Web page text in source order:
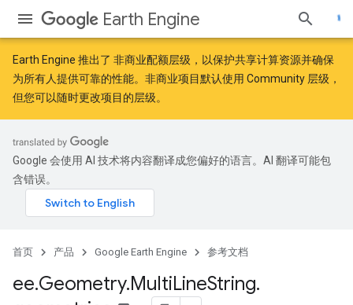
Earth Engine
Earth Engine 推出了 非商业配额层级 ，以保护共享计算资源并确保
为所有人提供可靠的性能。非商业项目默认使用 Community 层级，
但您可以随时更改项目的层级。
Google 会使用 AI 技术将内容翻译成您偏好的语言。AI 翻译可能包
含错误。
首页 产品 Google Earth Engine 参考文档
ee.Geometry.MultiLineString.